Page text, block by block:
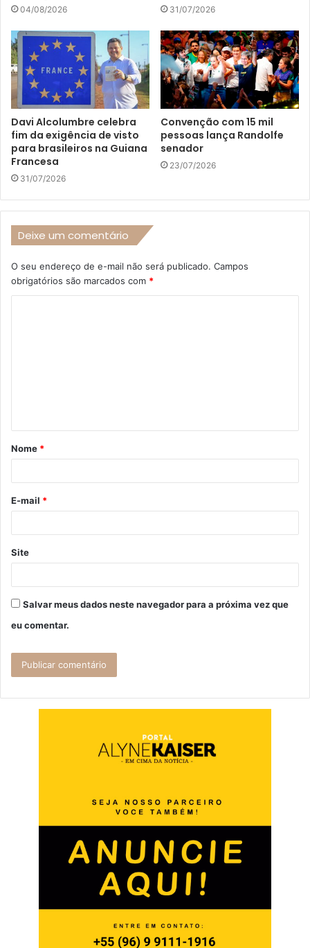
04/08/2026 31/07/2026
Davi Alcolumbre celebra
fim da exigência de visto
para brasileiros na Guiana
Francesa
31/07/2026
Convenção com 15 mil
pessoas lança Randolfe
senador
23/07/2026
Deixe um comentário
O seu endereço de e-mail não será publicado. Campos
obrigatórios são marcados com *
á
r
*
Nome *
E-mail *
Site
Salvar meus dados neste navegador para a próxima vez que
eu comentar.